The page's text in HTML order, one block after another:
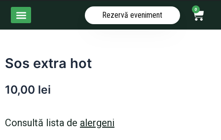
Skip
content
0
Cart
Rezervă eveniment
Sos extra hot
10,00 lei
Consultă lista de alergeni